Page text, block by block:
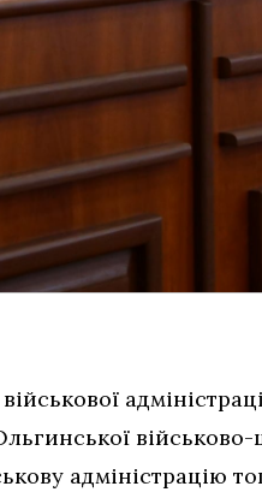
військово-
адміністрацію